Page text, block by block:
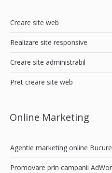
Creare site web
Realizare site responsive
Creare site administrabil
Pret creare site web
Online Marketing
Agentie marketing online
Promovare prin campanii